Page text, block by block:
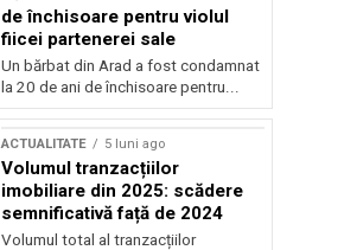
de închisoare pentru violul
fiicei partenerei sale
Un bărbat din Arad a fost condamnat
la 20 de ani de închisoare pentru...
ACTUALITATE 5 luni ago
Volumul tranzacțiilor
imobiliare din 2025: scădere
semnificativă față de 2024
Volumul total al tranzacțiilor